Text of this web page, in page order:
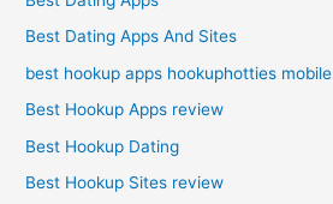
Best Dating Apps And Sites
best hookup apps hookuphotties mobile
Best Hookup Apps review
Best Hookup Dating
Best Hookup Sites review